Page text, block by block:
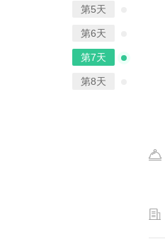
第5天
第6天
第7天
第8天